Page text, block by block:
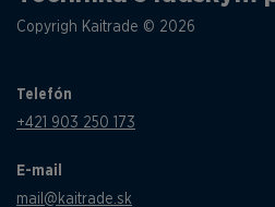
Copyrigh Kaitrade © 2026
Telefón
+421 903 250 173
E-mail
mail@kaitrade.sk